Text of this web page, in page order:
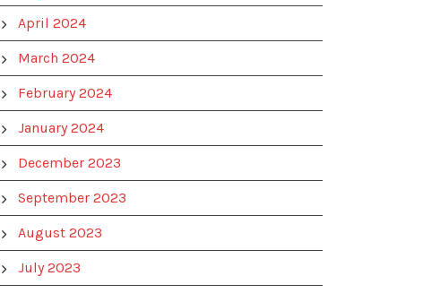
April 2024
March 2024
February 2024
January 2024
December 2023
September 2023
August 2023
July 2023